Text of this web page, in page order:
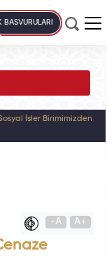
BAŞVURULARI
İşler Birimimizden
-A A+